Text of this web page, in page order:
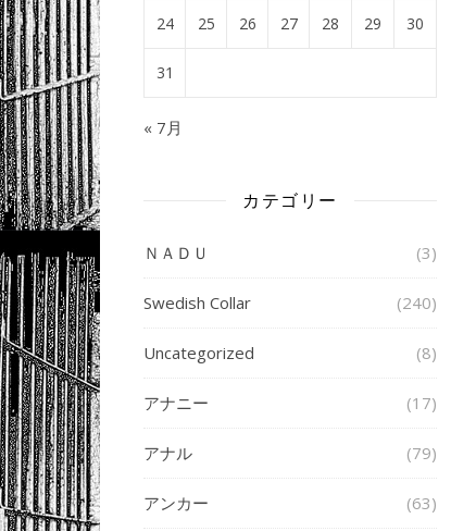
24 25 26 27 28 29 30
31
« 7月
カテゴリー
ＮＡＤＵ (3)
Swedish Collar (240)
Uncategorized (8)
アナニー (17)
アナル (79)
アンカー (63)